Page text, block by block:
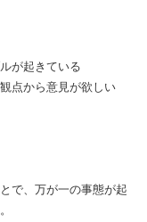
が起きている
点から意見が欲しい
で、万が一の事態が起